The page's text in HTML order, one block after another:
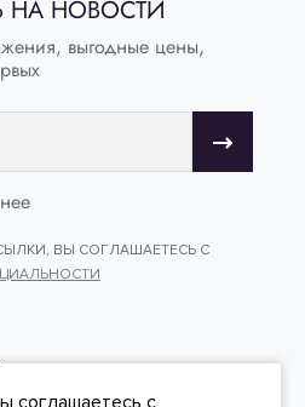
НОВОСТИ
выгодные цены,
ВЫ СОГЛАШАЕТЕСЬ С
соглашаетесь с